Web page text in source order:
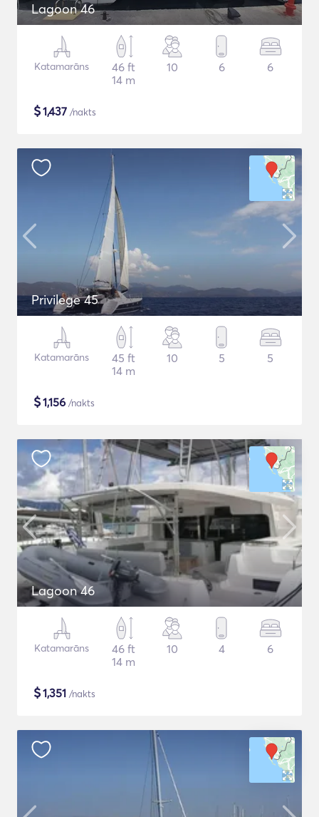
Lagoon 46
Katamarāns
46 ft
14 m
10 6 6
$1,437 /nakts
Privilege 45
Katamarāns
45 ft
14 m
10 5 5
$1,156 /nakts
Lagoon 46
Katamarāns
46 ft
14 m
10 4 6
$1,351 /nakts